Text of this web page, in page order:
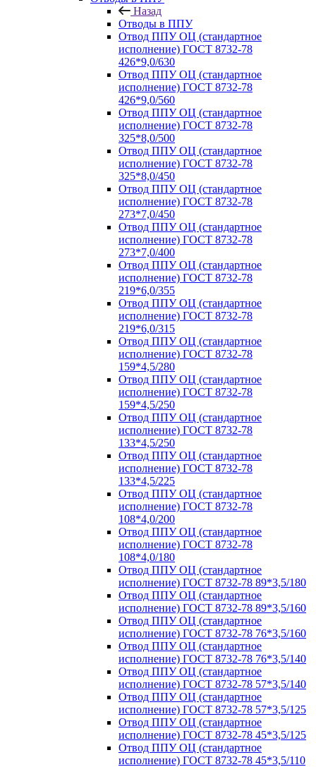
Назад
Отводы в ППУ
Отвод ППУ ОЦ (стандартное
исполнение) ГОСТ 8732-78
426*9,0/630
Отвод ППУ ОЦ (стандартное
исполнение) ГОСТ 8732-78
426*9,0/560
Отвод ППУ ОЦ (стандартное
исполнение) ГОСТ 8732-78
325*8,0/500
Отвод ППУ ОЦ (стандартное
исполнение) ГОСТ 8732-78
325*8,0/450
Отвод ППУ ОЦ (стандартное
исполнение) ГОСТ 8732-78
273*7,0/450
Отвод ППУ ОЦ (стандартное
исполнение) ГОСТ 8732-78
273*7,0/400
Отвод ППУ ОЦ (стандартное
исполнение) ГОСТ 8732-78
219*6,0/355
Отвод ППУ ОЦ (стандартное
исполнение) ГОСТ 8732-78
219*6,0/315
Отвод ППУ ОЦ (стандартное
исполнение) ГОСТ 8732-78
159*4,5/280
Отвод ППУ ОЦ (стандартное
исполнение) ГОСТ 8732-78
159*4,5/250
Отвод ППУ ОЦ (стандартное
исполнение) ГОСТ 8732-78
133*4,5/250
Отвод ППУ ОЦ (стандартное
исполнение) ГОСТ 8732-78
133*4,5/225
Отвод ППУ ОЦ (стандартное
исполнение) ГОСТ 8732-78
108*4,0/200
Отвод ППУ ОЦ (стандартное
исполнение) ГОСТ 8732-78
108*4,0/180
Отвод ППУ ОЦ (стандартное
исполнение) ГОСТ 8732-78 89*3,5/180
Отвод ППУ ОЦ (стандартное
исполнение) ГОСТ 8732-78 89*3,5/160
Отвод ППУ ОЦ (стандартное
исполнение) ГОСТ 8732-78 76*3,5/160
Отвод ППУ ОЦ (стандартное
исполнение) ГОСТ 8732-78 76*3,5/140
Отвод ППУ ОЦ (стандартное
исполнение) ГОСТ 8732-78 57*3,5/140
Отвод ППУ ОЦ (стандартное
исполнение) ГОСТ 8732-78 57*3,5/125
Отвод ППУ ОЦ (стандартное
исполнение) ГОСТ 8732-78 45*3,5/125
Отвод ППУ ОЦ (стандартное
исполнение) ГОСТ 8732-78 45*3,5/110